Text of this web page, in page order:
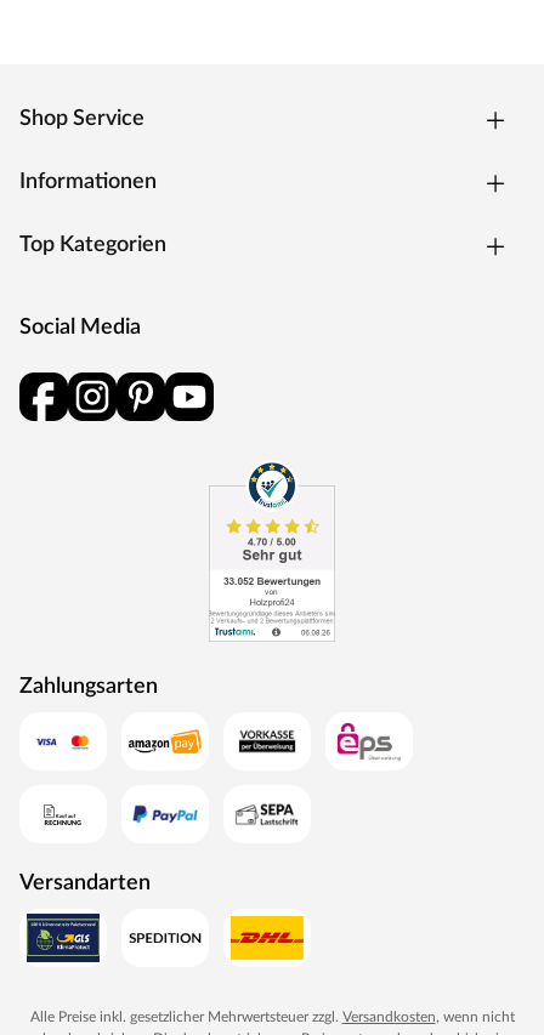
Shop Service
Informationen
Top Kategorien
Social Media
Zahlungsarten
Versandarten
Alle Preise inkl. gesetzlicher Mehrwertsteuer zzgl. Versandkosten, wenn nicht